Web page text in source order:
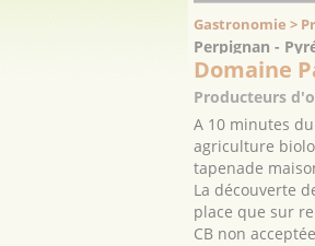
Gastronomie >
Perpignan -
Domaine
Producteurs
A 10 minutes
agriculture
tapenade
La découverte
place que sur
CB non